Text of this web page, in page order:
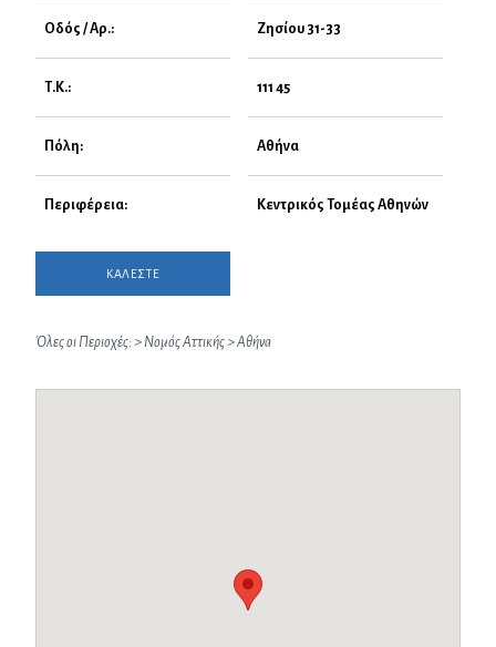
Οδός / Αρ.: Ζησίου 31-33
Τ.Κ.: 111 45
Πόλη: Αθήνα
Περιφέρεια: Κεντρικός Τομέας Αθηνών
ΚΑΛΕΣΤΕ
Όλες οι Περιοχές:> Νομός Αττικής>Αθήνα